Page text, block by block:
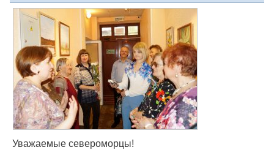
Уважаемые североморцы!